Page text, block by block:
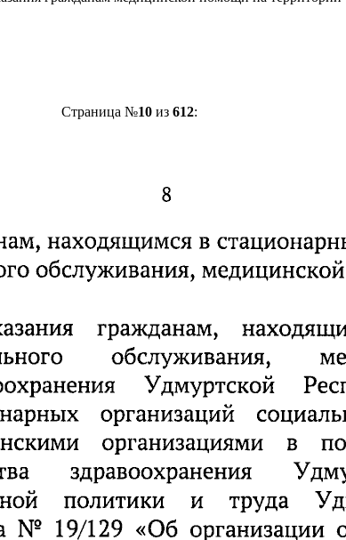
Страница №10из 612: